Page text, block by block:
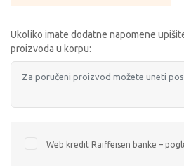
Ukoliko imate dodatne napomene
proizvoda u korpu:
Web kredit Raiffeisen banke –